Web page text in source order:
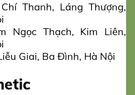
Thanh, Láng Thượng,
Ngọc Thạch, Kim Liên,
Giai, Ba Đình, Hà Nội